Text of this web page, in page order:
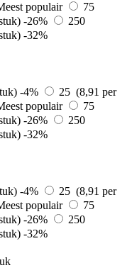
populair
75
-26%
250
-32%
-4%
25 (8,91 per
populair
75
-26%
250
-32%
-4%
25 (8,91 per
populair
75
-26%
250
-32%